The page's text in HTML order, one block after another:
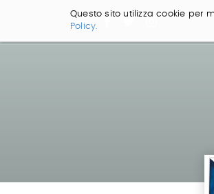
Questo sito utilizza cookie per
Policy.